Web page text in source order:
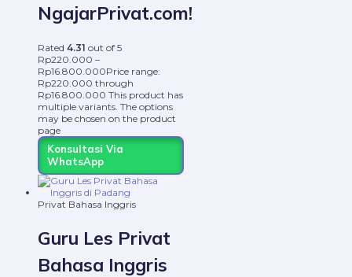
NgajarPrivat.com!
Rated 4.31 out of 5
Rp220.000 –
Rp16.800.000Price range:
Rp220.000 through
Rp16.800.000 This product has
multiple variants. The options
may be chosen on the product
page
Konsultasi Via
WhatsApp
Privat Bahasa Inggris
Guru Les Privat
Bahasa Inggris